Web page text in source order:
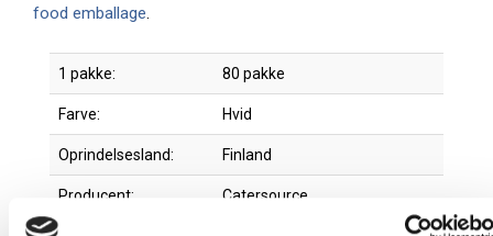
food emballage.
1 pakke: 80 pakke
Farve: Hvid
Oprindelsesland: Finland
Producent: Catersource